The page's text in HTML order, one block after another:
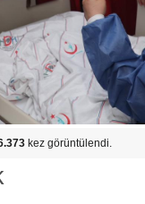
kez görüntülendi.